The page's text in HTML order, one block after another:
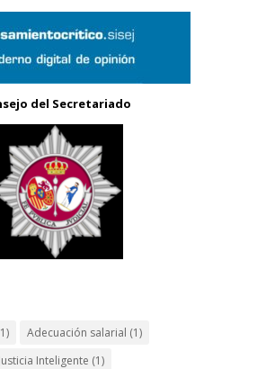
del Secretariado
Adecuación salarial (1)
Inteligente (1)